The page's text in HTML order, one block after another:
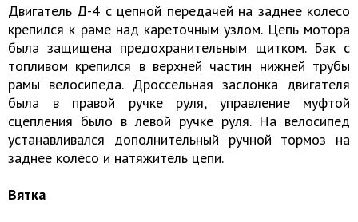
Двигатель Д-4 с цепной передачей на заднее колесо
крепился к раме над кареточным узлом. Цепь мотора
была защищена предохранительным щитком. Бак с
топливом крепился в верхней частин нижней трубы
рамы велосипеда. Дроссельная заслонка двигателя
была в правой ручке руля, управление муфтой
сцепления было в левой ручке руля. На велосипед
устанавливался дополнительный ручной тормоз на
заднее колесо и натяжитель цепи.
Вятка